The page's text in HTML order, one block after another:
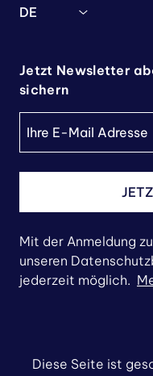
DE
Jetzt Newsletter
sichern
Mit der Anmeldung
unseren
jederzeit möglich.
Diese Seite ist